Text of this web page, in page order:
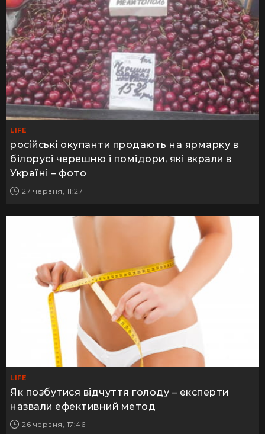
LIFE
російські окупанти продають на ярмарку в
білорусі черешню і помідори, які вкрали в
Україні – фото
27 червня, 11:27
LIFE
Як позбутися відчуття голоду – експерти
назвали ефективний метод
26 червня, 17:46